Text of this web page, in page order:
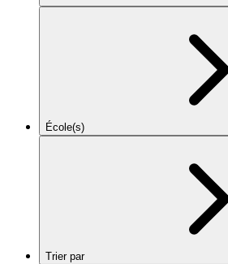
École(s)
Trier par